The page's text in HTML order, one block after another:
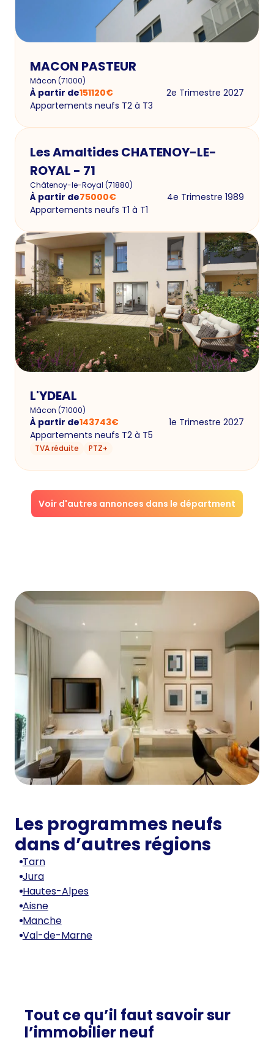
MACON PASTEUR
Mâcon (71000)
À partir de151120€
2e Trimestre 2027
Appartements neufs T2 à T3
Les Amaltides CHATENOY-LE-
ROYAL - 71
Châtenoy-le-Royal (71880)
À partir de75000€
4e Trimestre 1989
Appartements neufs T1 à T1
L'YDEAL
Mâcon (71000)
À partir de143743€
1e Trimestre 2027
Appartements neufs T2 à T5
TVA réduite PTZ+
Voir d'autres annonces dans le départment
Les programmes neufs
dans d’autres régions
Tarn
Jura
Hautes-Alpes
Aisne
Manche
Val-de-Marne
Tout ce qu’il faut savoir sur
l’immobilier neuf